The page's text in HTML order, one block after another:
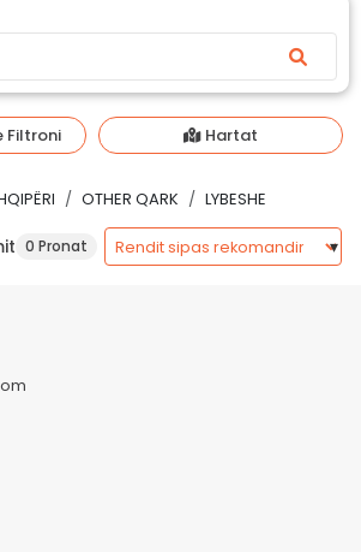
Filtroni Hartat
OTHER QARK LYBESHE
0 Pronat